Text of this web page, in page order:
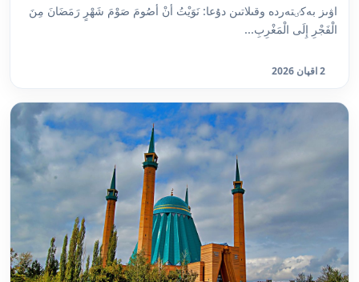
اۋىز بەكٸتەردە وقىلاتىن دۇعا: نَوَيْتُ أنْ أصُومَ صَوْمَ شَهْرٍ رَمَضَانَ مِنَ
الْفَجْرِ إِلَى الْمَغْرِبِ...
2 اقپان 2026